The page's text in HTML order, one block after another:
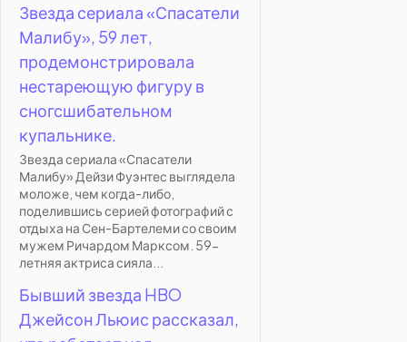
Звезда сериала «Спасатели
Малибу», 59 лет,
продемонстрировала
нестареющую фигуру в
сногсшибательном
купальнике.
Звезда сериала «Спасатели
Малибу» Дейзи Фуэнтес выглядела
моложе, чем когда-либо,
поделившись серией фотографий с
отдыха на Сен-Бартелеми со своим
мужем Ричардом Марксом. 59-
летняя актриса сияла...
Бывший звезда HBO
Джейсон Льюис рассказал,